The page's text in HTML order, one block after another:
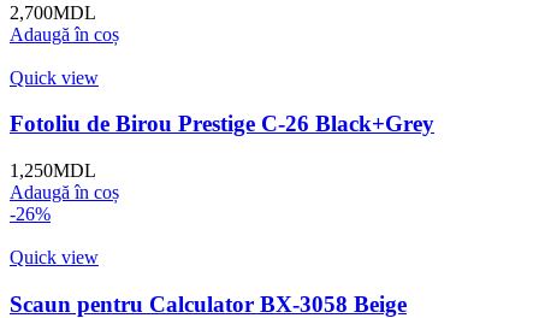
2,700MDL
Adaugă în coș
Quick view
Fotoliu de Birou Prestige C-26 Black+Grey
1,250MDL
Adaugă în coș
-26%
Quick view
Scaun pentru Calculator BX-3058 Beige